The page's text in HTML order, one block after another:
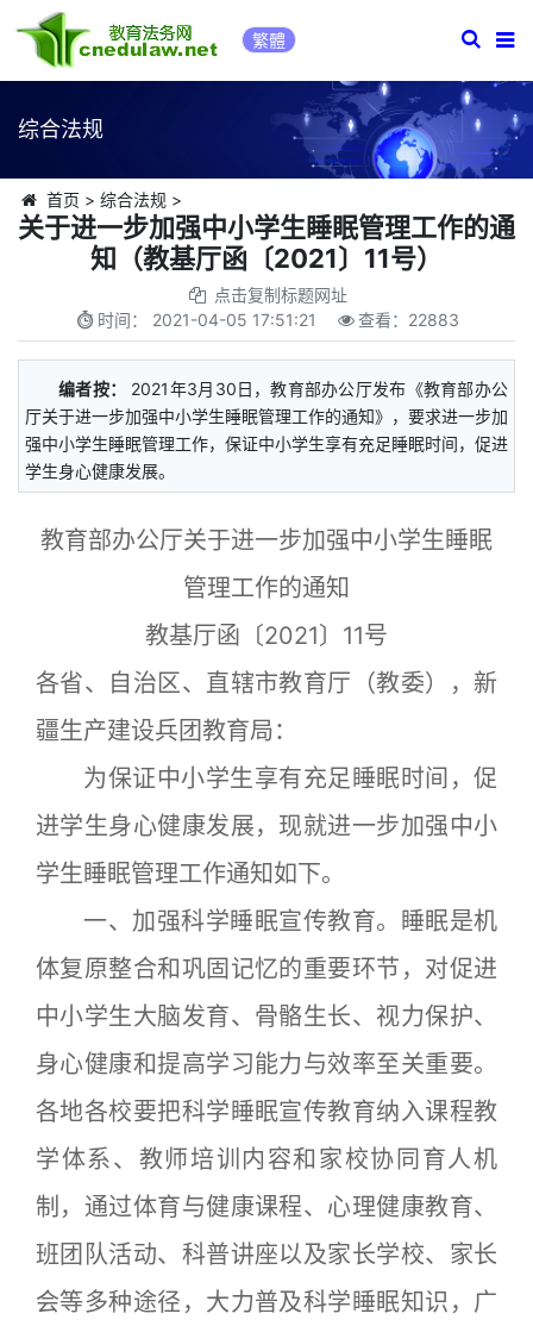
繁體
综合法规
首页 > 综合法规 >
关于进一步加强中小学生睡眠管理工作的通
知（教基厅函〔2021〕11号）
点击复制标题网址
时间： 2021-04-05 17:51:21 查看： 22883
编者按：
2021年3月30日，教育部办公厅发布《教育部办公
厅关于进一步加强中小学生睡眠管理工作的通知》，要求进一步加
强中小学生睡眠管理工作，保证中小学生享有充足睡眠时间，促进
学生身心健康发展。
教育部办公厅关于进一步加强中小学生睡眠
管理工作的通知
教基厅函〔2021〕11号
各省、自治区、直辖市教育厅（教委），新
疆生产建设兵团教育局：
为保证中小学生享有充足睡眠时间，促
进学生身心健康发展，现就进一步加强中小
学生睡眠管理工作通知如下。
一、加强科学睡眠宣传教育。睡眠是机
体复原整合和巩固记忆的重要环节，对促进
中小学生大脑发育、骨骼生长、视力保护、
身心健康和提高学习能力与效率至关重要。
各地各校要把科学睡眠宣传教育纳入课程教
学体系、教师培训内容和家校协同育人机
制，通过体育与健康课程、心理健康教育、
班团队活动、科普讲座以及家长学校、家长
会等多种途径，大力普及科学睡眠知识，广